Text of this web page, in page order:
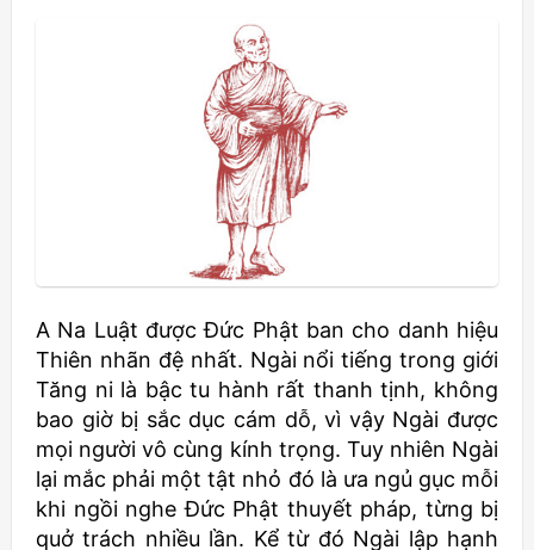
A Na Luật được Đức Phật ban cho danh hiệu
Thiên nhãn đệ nhất. Ngài nổi tiếng trong giới
Tăng ni là bậc tu hành rất thanh tịnh, không
bao giờ bị sắc dục cám dỗ, vì vậy Ngài được
mọi người vô cùng kính trọng. Tuy nhiên Ngài
lại mắc phải một tật nhỏ đó là ưa ngủ gục mỗi
khi ngồi nghe Đức Phật thuyết pháp, từng bị
quở trách nhiều lần. Kể từ đó Ngài lập hạnh